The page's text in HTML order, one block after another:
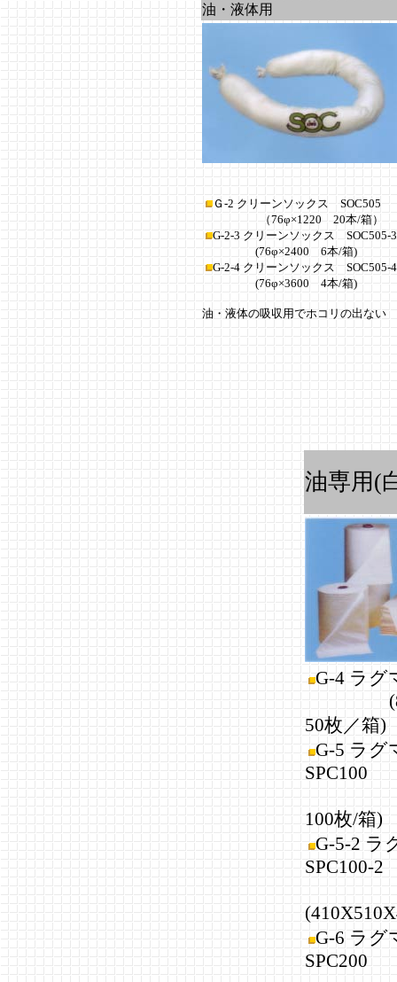
油・液体用
Ｇ-2 クリーンソックス SOC505
（76φ×1220 20本/箱）
G-2-3 クリーンソックス SOC505-3
(76φ×2400 6本/箱)
G-2-4 クリーンソックス SOC505-4
(76φ×3600 4本/箱)
油・液体の吸収用でホコリの出ない
油専用(
G-4 ラグ
50枚／箱)
G-5 ラグ
SPC100
100枚/箱)
G-5-2 ラ
SPC100-2
G-6 ラグ
SPC200